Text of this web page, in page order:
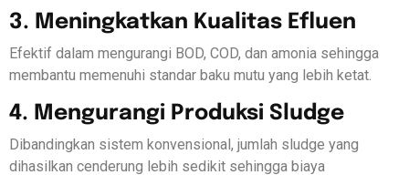
3. Meningkatkan Kualitas Efluen
Efektif dalam mengurangi BOD, COD, dan amonia sehingga
membantu memenuhi standar baku mutu yang lebih ketat.
4. Mengurangi Produksi Sludge
Dibandingkan sistem konvensional, jumlah sludge yang
dihasilkan cenderung lebih sedikit sehingga biaya